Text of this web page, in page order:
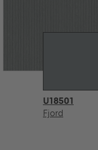
U18501
Fjord